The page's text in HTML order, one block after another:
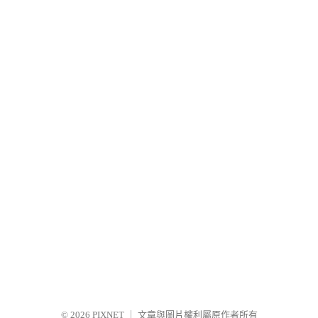
© 2026 PIXNET 文章與圖片權利屬原作者所有